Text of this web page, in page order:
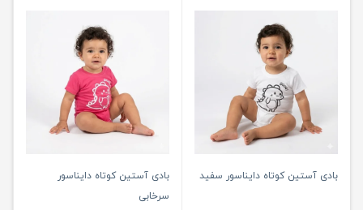
بادی آستین کوتاه دایناسور سفید
بادی آستین کوتاه دایناسور
سرخابی